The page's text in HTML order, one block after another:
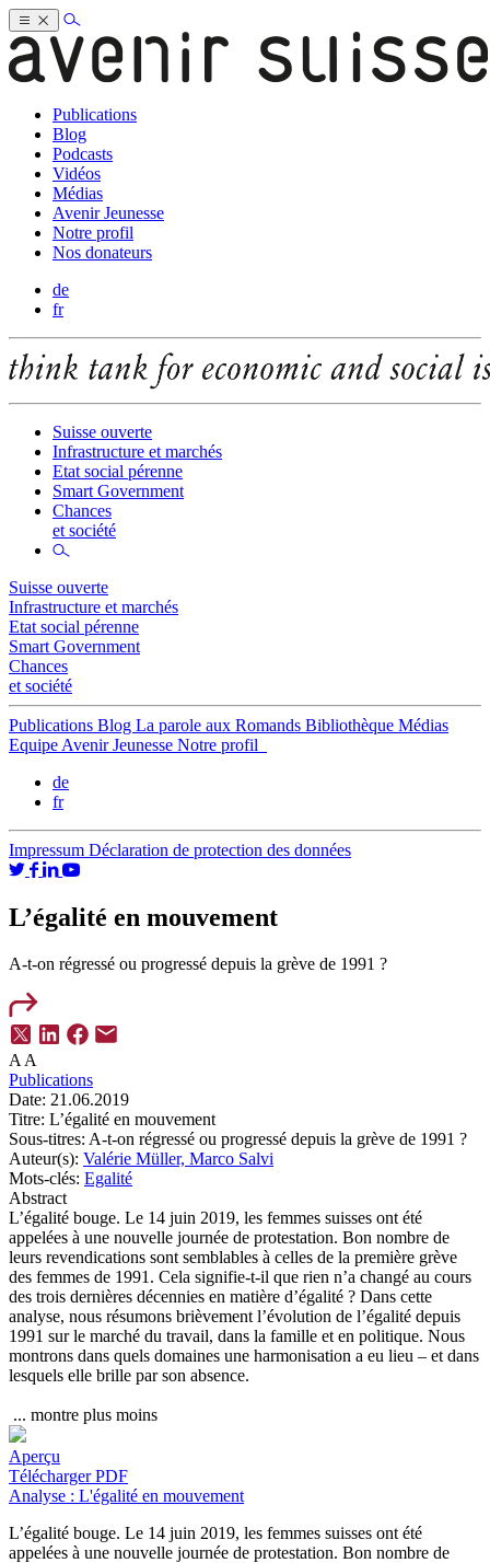
Publications
Blog
Podcasts
Vidéos
Médias
Avenir Jeunesse
Notre profil
Nos donateurs
de
fr
Suisse ouverte
Infrastructure et marchés
Etat social pérenne
Smart Government
Chances
et société
Suisse ouverte
Infrastructure et marchés
Etat social pérenne
Smart Government
Chances
et société
Publications Blog La parole aux Romands Bibliothèque Médias
Equipe Avenir Jeunesse Notre profil
de
fr
Impressum Déclaration de protection des données
L’égalité en mouvement
A-t-on régressé ou progressé depuis la grève de 1991 ?
A A
Publications
Date: 21.06.2019
Titre: L’égalité en mouvement
Sous-titres: A-t-on régressé ou progressé depuis la grève de 1991 ?
Auteur(s): Valérie Müller, Marco Salvi
Mots-clés: Egalité
Abstract
L’égalité bouge. Le 14 juin 2019, les femmes suisses ont été
appelées à une nouvelle journée de protestation. Bon nombre de
leurs revendications sont semblables à celles de la première grève
des femmes de 1991. Cela signifie-t-il que rien n’a changé au cours
des trois dernières décennies en matière d’égalité ? Dans cette
analyse, nous résumons brièvement l’évolution de l’égalité depuis
1991 sur le marché du travail, dans la famille et en politique. Nous
montrons dans quels domaines une harmonisation a eu lieu – et dans
lesquels elle brille par son absence.
... montre plus moins
Aperçu
Télécharger PDF
Analyse : L'égalité en mouvement
L’égalité bouge. Le 14 juin 2019, les femmes suisses ont été
appelées à une nouvelle journée de protestation. Bon nombre de